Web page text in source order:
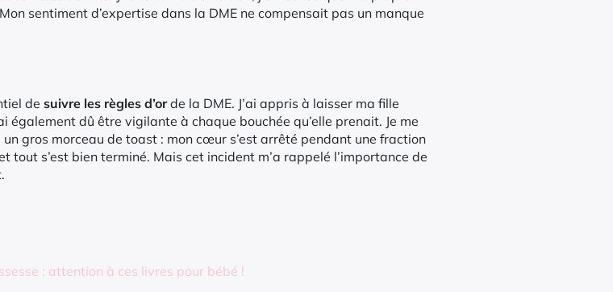
sentiment d’expertise dans la DME ne compensait pas un manque
de suivre les règles d’orde la DME. J’ai appris à laisser ma fille
dû être vigilante à chaque bouchée qu’elle prenait. Je me
gros morceau de toast : mon cœur s’est arrêté pendant une fraction
tout s’est bien terminé. Mais cet incident m’a rappelé l’importance de
: attention à ces livres pour bébé !